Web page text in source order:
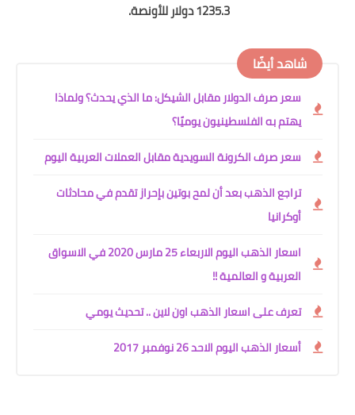
ما الذي يحدث؟ ولماذا
العملات العربية اليوم
بإحراز تقدم في محادثات
اسعار الذهب اليوم الاربعاء 25 مارس 2020 في الاسواق
.. تحديث يومي